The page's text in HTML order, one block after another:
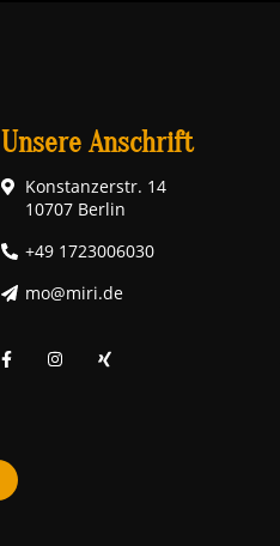
Unsere Anschrift
Konstanzerstr. 14
10707 Berlin
+49 1723006030
mo@miri.de